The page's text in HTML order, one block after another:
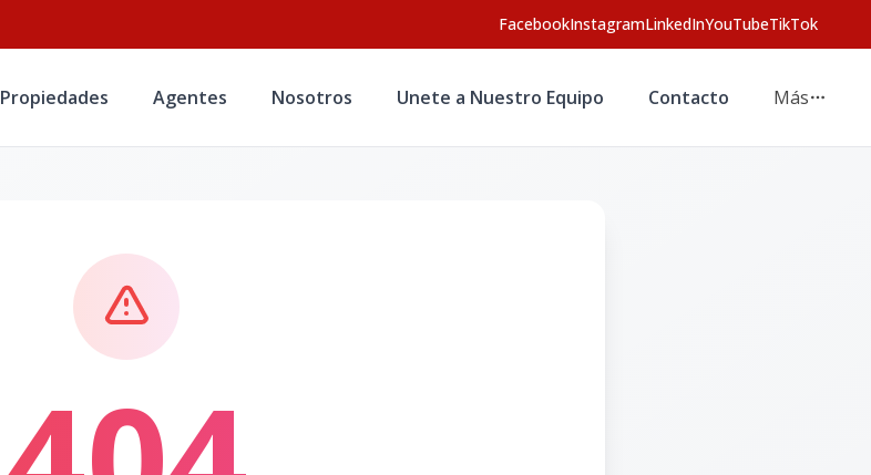
FacebookInstagramLinkedInYouTubeTikTok
Propiedades Agentes Nosotros Unete a Nuestro Equipo Contacto Más